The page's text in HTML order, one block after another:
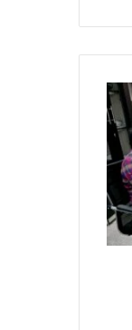
क
ले
क्ट
र
श्री
न्मे
ज
य